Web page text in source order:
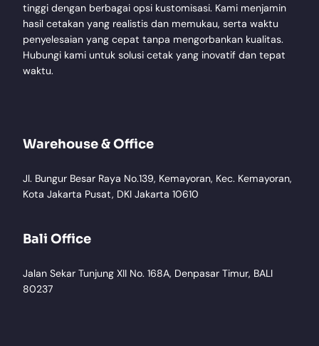
tinggi dengan berbagai opsi kustomisasi. Kami menjamin
hasil cetakan yang realistis dan memukau, serta waktu
penyelesaian yang cepat tanpa mengorbankan kualitas.
Hubungi kami untuk solusi cetak yang inovatif dan tepat
waktu.
Warehouse & Office
Jl. Bungur Besar Raya No.139, Kemayoran, Kec. Kemayoran,
Kota Jakarta Pusat, DKI Jakarta 10610
Bali Office
Jalan Sekar Tunjung XII No. 168A, Denpasar Timur, BALI
80237